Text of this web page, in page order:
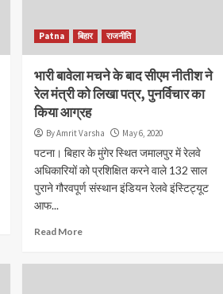
Patna बिहार राजनीति
भारी बावेला मचने के बाद सीएम नीतीश ने
रेल मंत्री को लिखा पत्र, पुनर्विचार का
किया आग्रह
By Amrit Varsha May 6, 2020
पटना। बिहार के मुंगेर स्थित जमालपुर में रेलवे
अधिकारियों को प्रशिक्षित करने वाले 132 साल
पुराने गौरवपूर्ण संस्थान इंडियन रेलवे इंस्टिट्यूट
आफ...
Read More